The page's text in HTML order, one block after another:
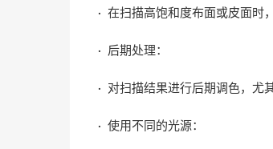
· 在扫描高饱和度布面或皮面时
· 后期处理：
· 对扫描结果进行后期调色，尤
· 使用不同的光源：